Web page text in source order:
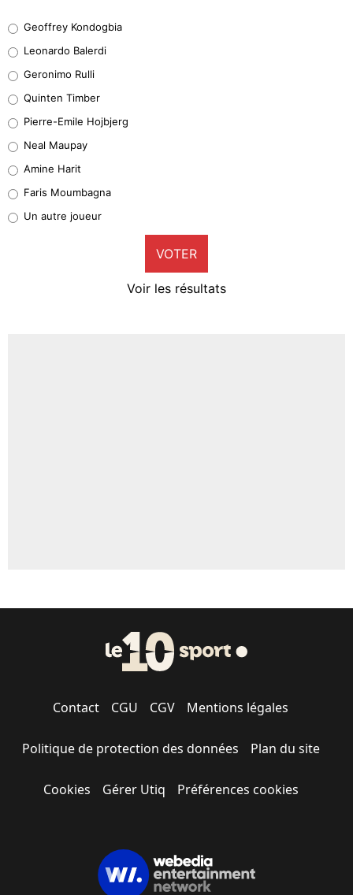
38%
32%
5%
1%
9%
Geoffrey Kondogbia
Leonardo Balerdi
Geronimo Rulli
Quinten Timber
Pierre-Emile Hojbjerg
Neal Maupay
Amine Harit
Faris Moumbagna
Un autre joueur
VOTER
Voir les résultats
Contact CGU CGV Mentions légales
Politique de protection des données Plan du site
Cookies Gérer Utiq Préférences cookies